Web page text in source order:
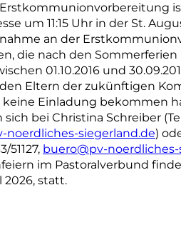
um 11:15 Uhr in der St.
an der
die nach den
01.10.2016 und
Eltern der zukünftigen
keine Einladung bekommen
bei Christina Schreiber
noerdliches-siegerland.de)
51127, buero@pv-
im Pastoralverbund
2026, statt.